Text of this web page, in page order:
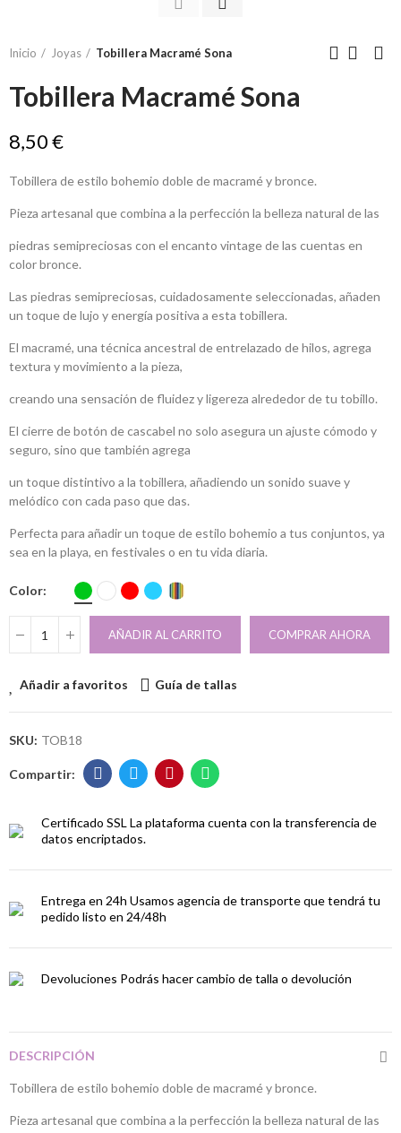
Inicio Joyas Tobillera Macramé Sona
Tobillera Macramé Sona
8,50 €
Tobillera de estilo bohemio doble de macramé y bronce.
Pieza artesanal que combina a la perfección la belleza natural de las
piedras semipreciosas con el encanto vintage de las cuentas en
color bronce.
Las piedras semipreciosas, cuidadosamente seleccionadas, añaden
un toque de lujo y energía positiva a esta tobillera.
El macramé, una técnica ancestral de entrelazado de hilos, agrega
textura y movimiento a la pieza,
creando una sensación de fluidez y ligereza alrededor de tu tobillo.
El cierre de botón de cascabel no solo asegura un ajuste cómodo y
seguro, sino que también agrega
un toque distintivo a la tobillera, añadiendo un sonido suave y
melódico con cada paso que das.
Perfecta para añadir un toque de estilo bohemio a tus conjuntos, ya
sea en la playa, en festivales o en tu vida diaria.
Color
AÑADIR AL CARRITO COMPRAR AHORA
Añadir a favoritos Guía de tallas
SKU: TOB18
Certificado SSL La plataforma cuenta con la transferencia de
datos encriptados.
Entrega en 24h Usamos agencia de transporte que tendrá tu
pedido listo en 24/48h
Devoluciones Podrás hacer cambio de talla o devolución
DESCRIPCIÓN
Tobillera de estilo bohemio doble de macramé y bronce.
Pieza artesanal que combina a la perfección la belleza natural de las